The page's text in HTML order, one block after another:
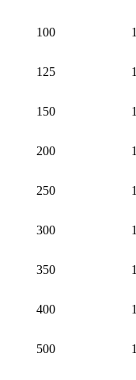
100
125
150
200
250
300
350
400
500